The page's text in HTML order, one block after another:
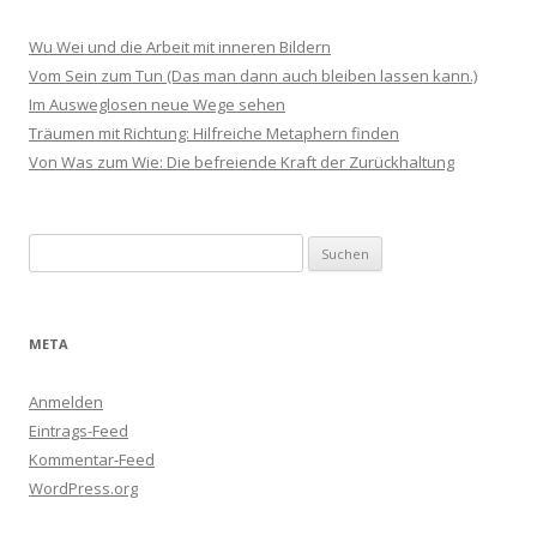
Wu Wei und die Arbeit mit inneren Bildern
Vom Sein zum Tun (Das man dann auch bleiben lassen kann.)
Im Ausweglosen neue Wege sehen
Träumen mit Richtung: Hilfreiche Metaphern finden
Von Was zum Wie: Die befreiende Kraft der Zurückhaltung
nach:
META
Anmelden
Eintrags-Feed
Kommentar-Feed
WordPress.org